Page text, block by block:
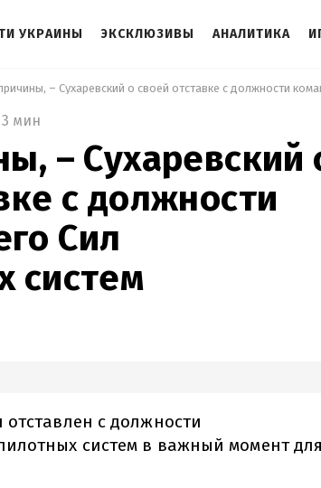
УКРАИНЫ ЭКСКЛЮЗИВЫ АНАЛИТИКА
3 мин
– Сухаревский
с должности
Сил
систем
с должности
систем в важный момент для